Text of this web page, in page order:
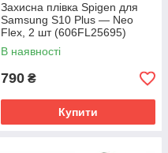
Захисна плівка Spigen для
Samsung S10 Plus — Neo
Flex, 2 шт (606FL25695)
В наявності
790 ₴
Купити